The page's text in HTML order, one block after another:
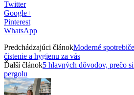
Twitter
Google+
Pinterest
WhatsApp
Predchádzajúci článokModerné
čistenie a hygienu za vás
Ďalší článok5 hlavných dôvodov, prečo
pergolu